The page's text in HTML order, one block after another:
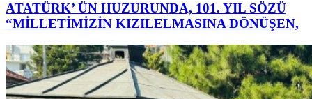
ATATÜRK’ ÜN HUZURUNDA, 101. YIL SÖZÜ
“MİLLETİMİZİN KIZILELMASINA DÖNÜŞEN,